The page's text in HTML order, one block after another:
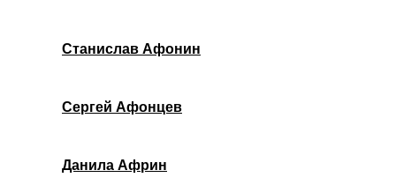
Станислав Афонин
Сергей Афонцев
Данила Африн